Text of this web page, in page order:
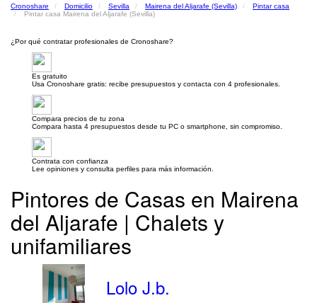
Cronoshare Domicilio Sevilla Mairena del Aljarafe (Sevilla)
Pintar casa
Pintar casa Mairena del Aljarafe (Sevilla)
¿Por qué contratar profesionales de Cronoshare?
Es gratuito
Usa Cronoshare gratis: recibe presupuestos y contacta con 4 profesionales.
Compara precios de tu zona
Compara hasta 4 presupuestos desde tu PC o smartphone, sin compromiso.
Contrata con confianza
Lee opiniones y consulta perfiles para más información.
Pintores de Casas en Mairena
del Aljarafe | Chalets y
unifamiliares
Lolo J.b.